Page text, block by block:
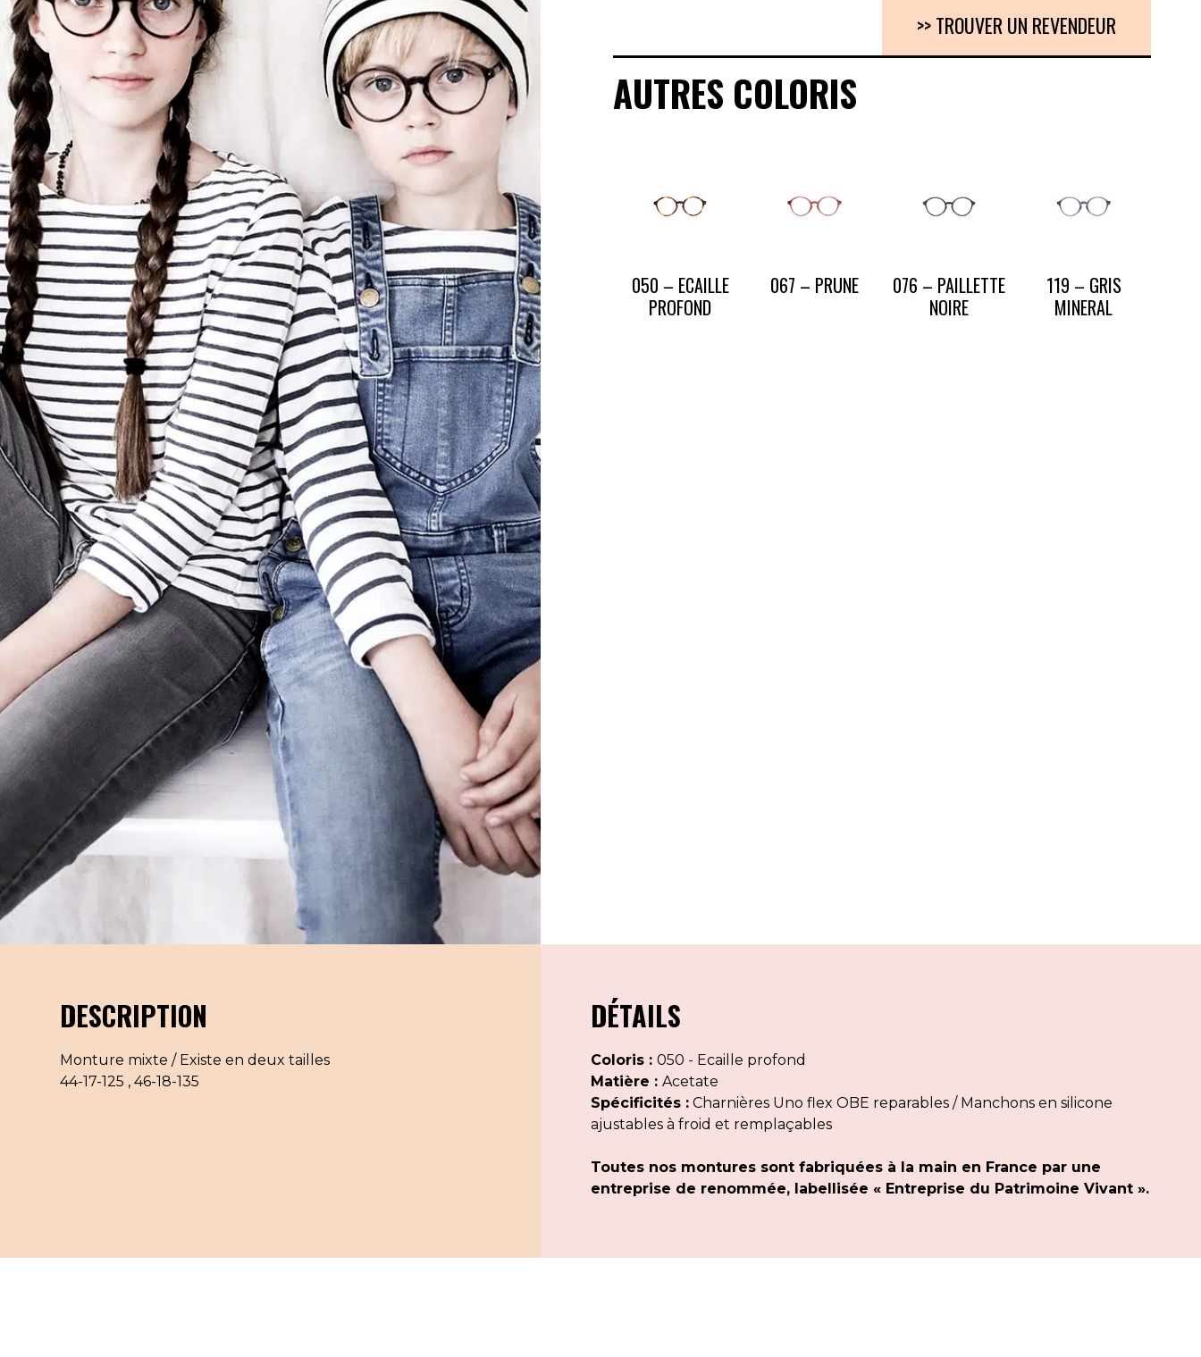
POINTS DE VENTE
CONTACT
NOUS CONTACTER
>> TROUVER UN REVENDEUR
AUTRES COLORIS
050 – ECAILLE
PROFOND
067 – PRUNE
076 – PAILLETTE
NOIRE
119 – GRIS
MINERAL
DESCRIPTION
Monture mixte / Existe en deux tailles
44-17-125 , 46-18-135
DÉTAILS
Coloris : 050 - Ecaille profond
Matière : Acetate
Spécificités :Charnières Uno flex OBE reparables / Manchons en silicone
ajustables à froid et remplaçables
Toutes nos montures sont fabriquées à la main en France par une
entreprise de renommée, labellisée « Entreprise du Patrimoine Vivant ».